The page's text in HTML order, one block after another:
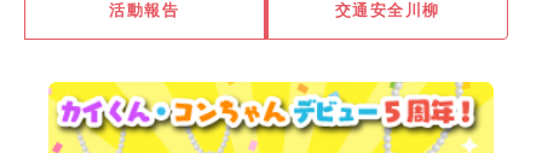
活動報告 交通安全川柳